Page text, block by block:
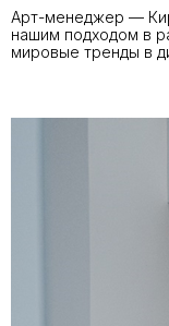
Арт-менеджер —
нашим подходом в
мировые тренды в